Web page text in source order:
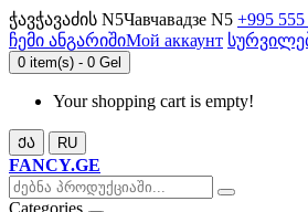
ჭავჭავაძის N5Чавчавадзе N5 +995
ჩემი ანგარიშიМой аккаунт
0 item(s) - 0 Gel
Your shopping cart is empty!
ᲥᲐ RU
FANCY.GE
Categories